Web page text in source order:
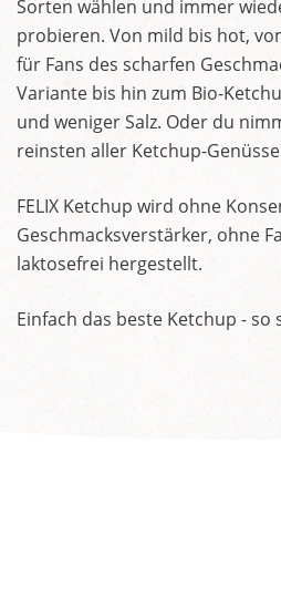
Sorten wählen und immer
probieren. Von mild bis hot,
für Fans des scharfen
Variante bis hin zum Bio-
und weniger Salz. Oder du
reinsten aller Ketchup-
FELIX Ketchup wird ohne
Geschmacksverstärker, ohne
laktosefrei hergestellt.
Einfach das beste Ketchup - so